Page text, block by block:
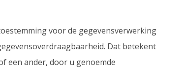
voor de gegevensverwerking
Dat betekent
een ander, door u genoemde